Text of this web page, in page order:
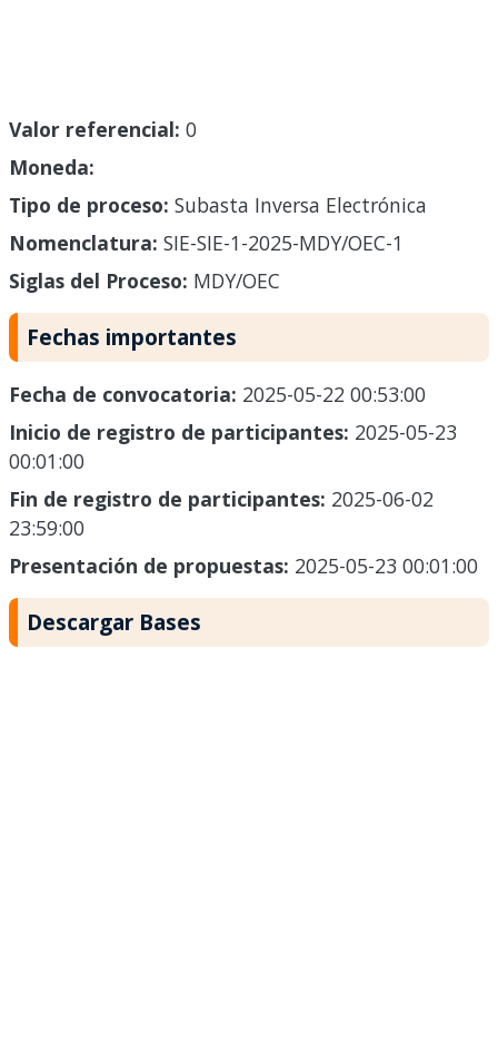
Valor referencial: 0
Moneda:
Tipo de proceso: Subasta Inversa Electrónica
Nomenclatura: SIE-SIE-1-2025-MDY/OEC-1
Siglas del Proceso: MDY/OEC
Fechas importantes
Fecha de convocatoria: 2025-05-22 00:53:00
Inicio de registro de participantes: 2025-05-23
00:01:00
Fin de registro de participantes: 2025-06-02
23:59:00
Presentación de propuestas: 2025-05-23 00:01:00
Descargar Bases